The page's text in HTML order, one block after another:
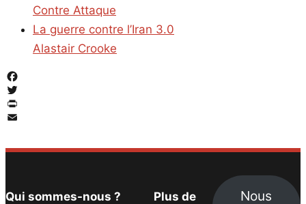
Contre Attaque
La guerre contre l’Iran 3.0
Alastair Crooke
Facebook
Twitter
PrintFriendly
Qui sommes-nous ?
Plus de
Nous